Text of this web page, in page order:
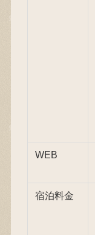
WEB
宿泊料金